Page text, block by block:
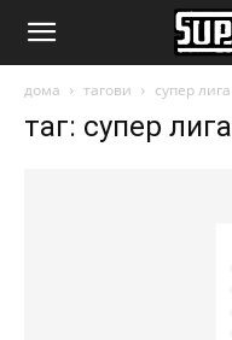
SuperSport.mk
дома тагови супер лига
таг: супер лига